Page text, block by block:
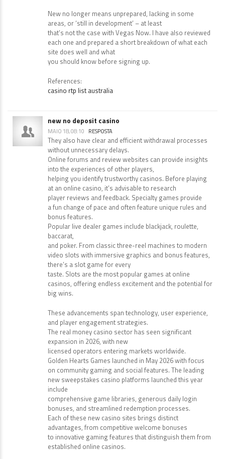
New no longer means unprepared, lacking in some
areas, or ‘still in development’ – at least
that’s not the case with Vegas Now. I have also reviewed
each one and prepared a short breakdown of what each
site does well and what
you should know before signing up.
References:
casino rtp list australia
new no deposit casino
MAIO 18, 08:10 RESPOSTA
They also have clear and efficient withdrawal processes
without unnecessary delays.
Online forums and review websites can provide insights
into the experiences of other players,
helping you identify trustworthy casinos. Before playing
at an online casino, it’s advisable to research
player reviews and feedback. Specialty games provide
a fun change of pace and often feature unique rules and
bonus features.
Popular live dealer games include blackjack, roulette,
baccarat,
and poker. From classic three-reel machines to modern
video slots with immersive graphics and bonus features,
there’s a slot game for every
taste. Slots are the most popular games at online
casinos, offering endless excitement and the potential for
big wins.
These advancements span technology, user experience,
and player engagement strategies.
The real money casino sector has seen significant
expansion in 2026, with new
licensed operators entering markets worldwide.
Golden Hearts Games launched in May 2026 with focus
on community gaming and social features. The leading
new sweepstakes casino platforms launched this year
include
comprehensive game libraries, generous daily login
bonuses, and streamlined redemption processes.
Each of these new casino sites brings distinct
advantages, from competitive welcome bonuses
to innovative gaming features that distinguish them from
established online casinos.